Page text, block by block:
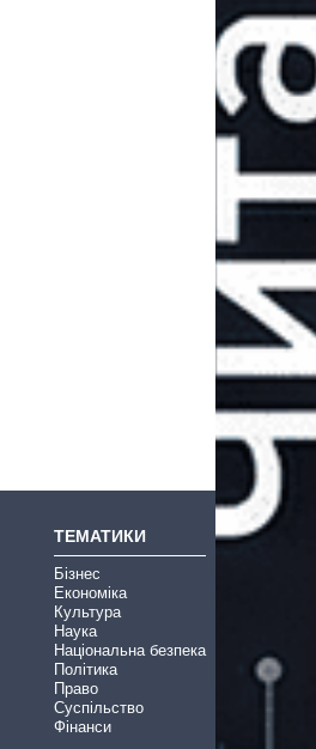
ТЕМАТИКИ
Бізнес
Економіка
Культура
Наука
Національна безпека
Політика
Право
Суспільство
Фінанси